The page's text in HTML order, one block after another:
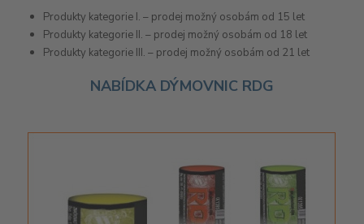
Produkty kategorie I. – prodej možný osobám od 15 let
Produkty kategorie II. – prodej možný osobám od 18 let
Produkty kategorie III. – prodej možný osobám od 21 let
NABÍDKA DÝMOVNIC RDG